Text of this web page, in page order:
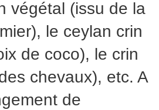
végétal (issu de la
le ceylan crin
de coco), le crin
chevaux), etc. A
de